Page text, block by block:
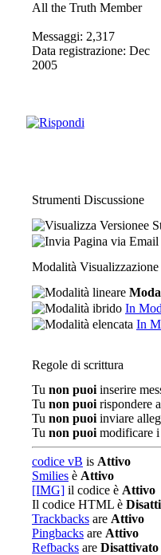
All the Truth Member
Messaggi: 2,317
Data registrazione: Dec
2005
Strumenti Discussione
Modalità Visualizzazione
In
In
Regole di scrittura
Tu non puoi inserire
Tu non puoi rispondere
Tu non puoi inviare
Tu non puoi modificare i
codice vB is Attivo
Smilies è Attivo
[IMG] il codice è Attivo
Il codice HTML è
Trackbacks are Attivo
Pingbacks are Attivo
Refbacks are Disattivato